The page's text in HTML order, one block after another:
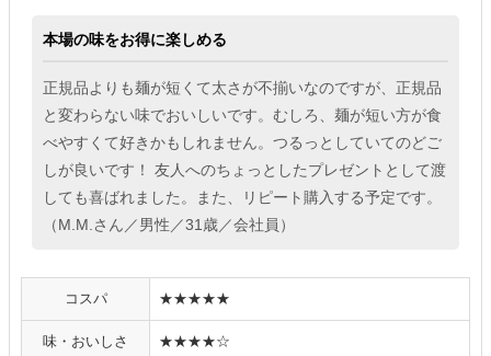
本場の味をお得に楽しめる
正規品よりも麺が短くて太さが不揃いなのですが、正規品
と変わらない味でおいしいです。むしろ、麺が短い方が食
べやすくて好きかもしれません。つるっとしていてのどご
しが良いです！ 友人へのちょっとしたプレゼントとして渡
しても喜ばれました。また、リピート購入する予定です。
（M.M.さん／男性／31歳／会社員）
コスパ ★★★★★
味・おいしさ ★★★★☆